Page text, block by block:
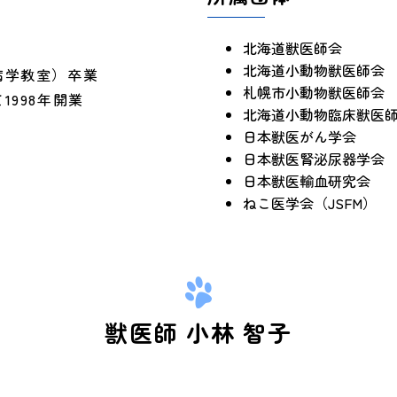
教室）卒業
年開業
北海道獣医師会
北海道小動物獣医師会
札幌市小動物獣医師会
北海道小動物臨床獣医
日本獣医がん学会
日本獣医腎泌尿器学会
日本獣医輸血研究会
ねこ医学会（JSFM）
獣医師 小林 智子